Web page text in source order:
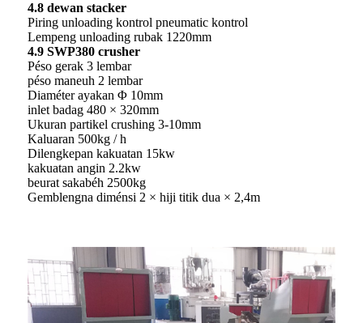
4.8 dewan stacker
Piring unloading kontrol pneumatic kontrol
Lempeng unloading rubak 1220mm
4.9 SWP380 crusher
Péso gerak 3 lembar
péso maneuh 2 lembar
Diaméter ayakan Φ 10mm
inlet badag 480 × 320mm
Ukuran partikel crushing 3-10mm
Kaluaran 500kg / h
Dilengkepan kakuatan 15kw
kakuatan angin 2.2kw
beurat sakabéh 2500kg
Gemblengna diménsi 2 × hiji titik dua × 2,4m